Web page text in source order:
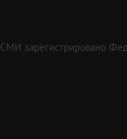
СМИ зарегистрировано